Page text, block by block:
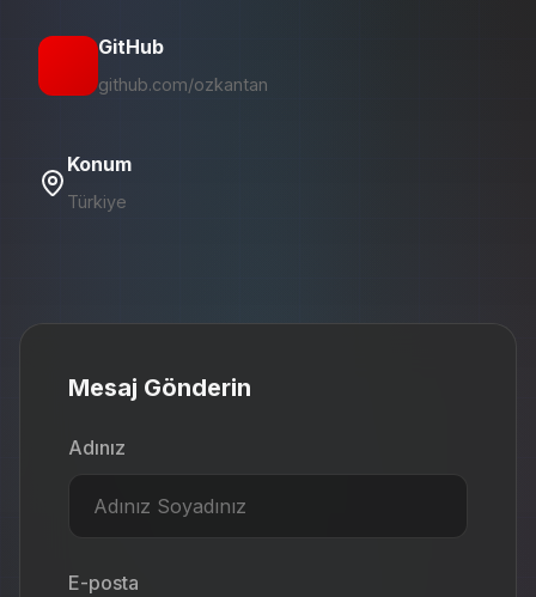
GitHub
github.com/ozkantan
Konum
Türkiye
Mesaj Gönderin
Adınız
E-posta